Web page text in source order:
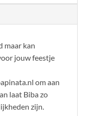
maar kan
jouw feestje
om aan
laat Biba zo
zijn.